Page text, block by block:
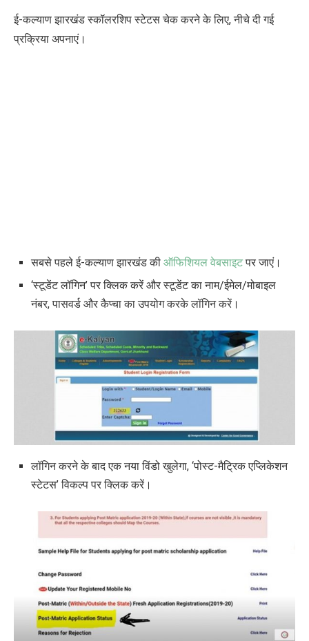
ई-कल्याण झारखंड स्कॉलरशिप स्टेटस चेक करने के लिए, नीचे दी गई
प्रक्रिया अपनाएं।
सबसे पहले ई-कल्याण झारखंड की ऑफिशियल वेबसाइटपर जाएं।
‘स्टूडेंट लॉगिन’ पर क्लिक करें और स्टूडेंट का नाम/ईमेल/मोबाइल
नंबर, पासवर्ड और कैप्चा का उपयोग करके लॉगिन करें।
लॉगिन करने के बाद एक नया विंडो खुलेगा, ‘पोस्ट-मैट्रिक एप्लिकेशन
स्टेटस’ विकल्प पर क्लिक करें।